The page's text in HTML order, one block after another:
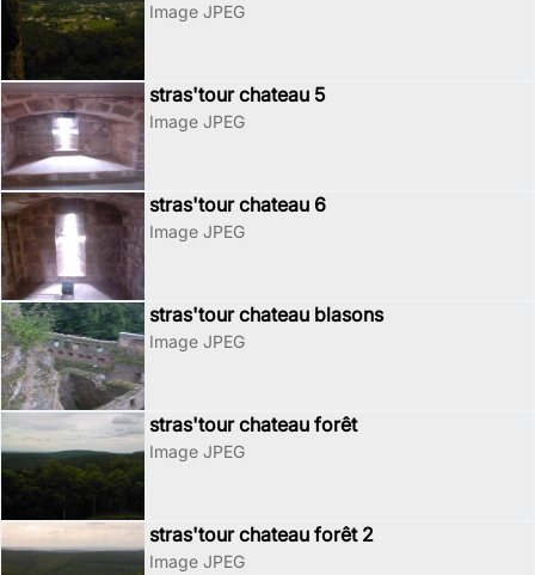
Image JPEG
stras'tour chateau 5
Image JPEG
stras'tour chateau 6
Image JPEG
stras'tour chateau blasons
Image JPEG
stras'tour chateau forêt
Image JPEG
stras'tour chateau forêt 2
Image JPEG